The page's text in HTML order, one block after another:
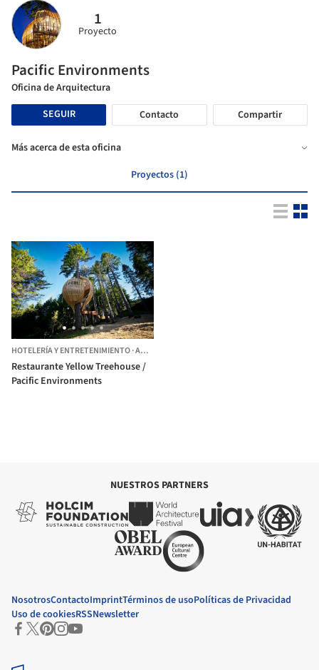
1
Proyecto
Pacific Environments
Oficina de Arquitectura
SEGUIR
Contacto Compartir
Más acerca de esta oficina
Proyectos (1)
HOTELERÍA Y ENTRETENIMIENTO·AUCKLAND,
Restaurante Yellow Treehouse /
Pacific Environments